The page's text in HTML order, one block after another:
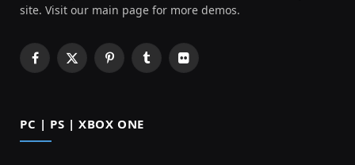
site. Visit our main page for more demos.
Facebook
X
PinterestTumblrFlickr
PC | PS | XBOX ONE